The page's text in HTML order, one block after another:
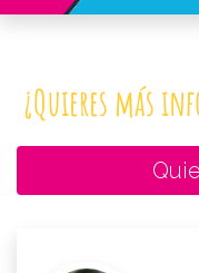
¿Quieres más